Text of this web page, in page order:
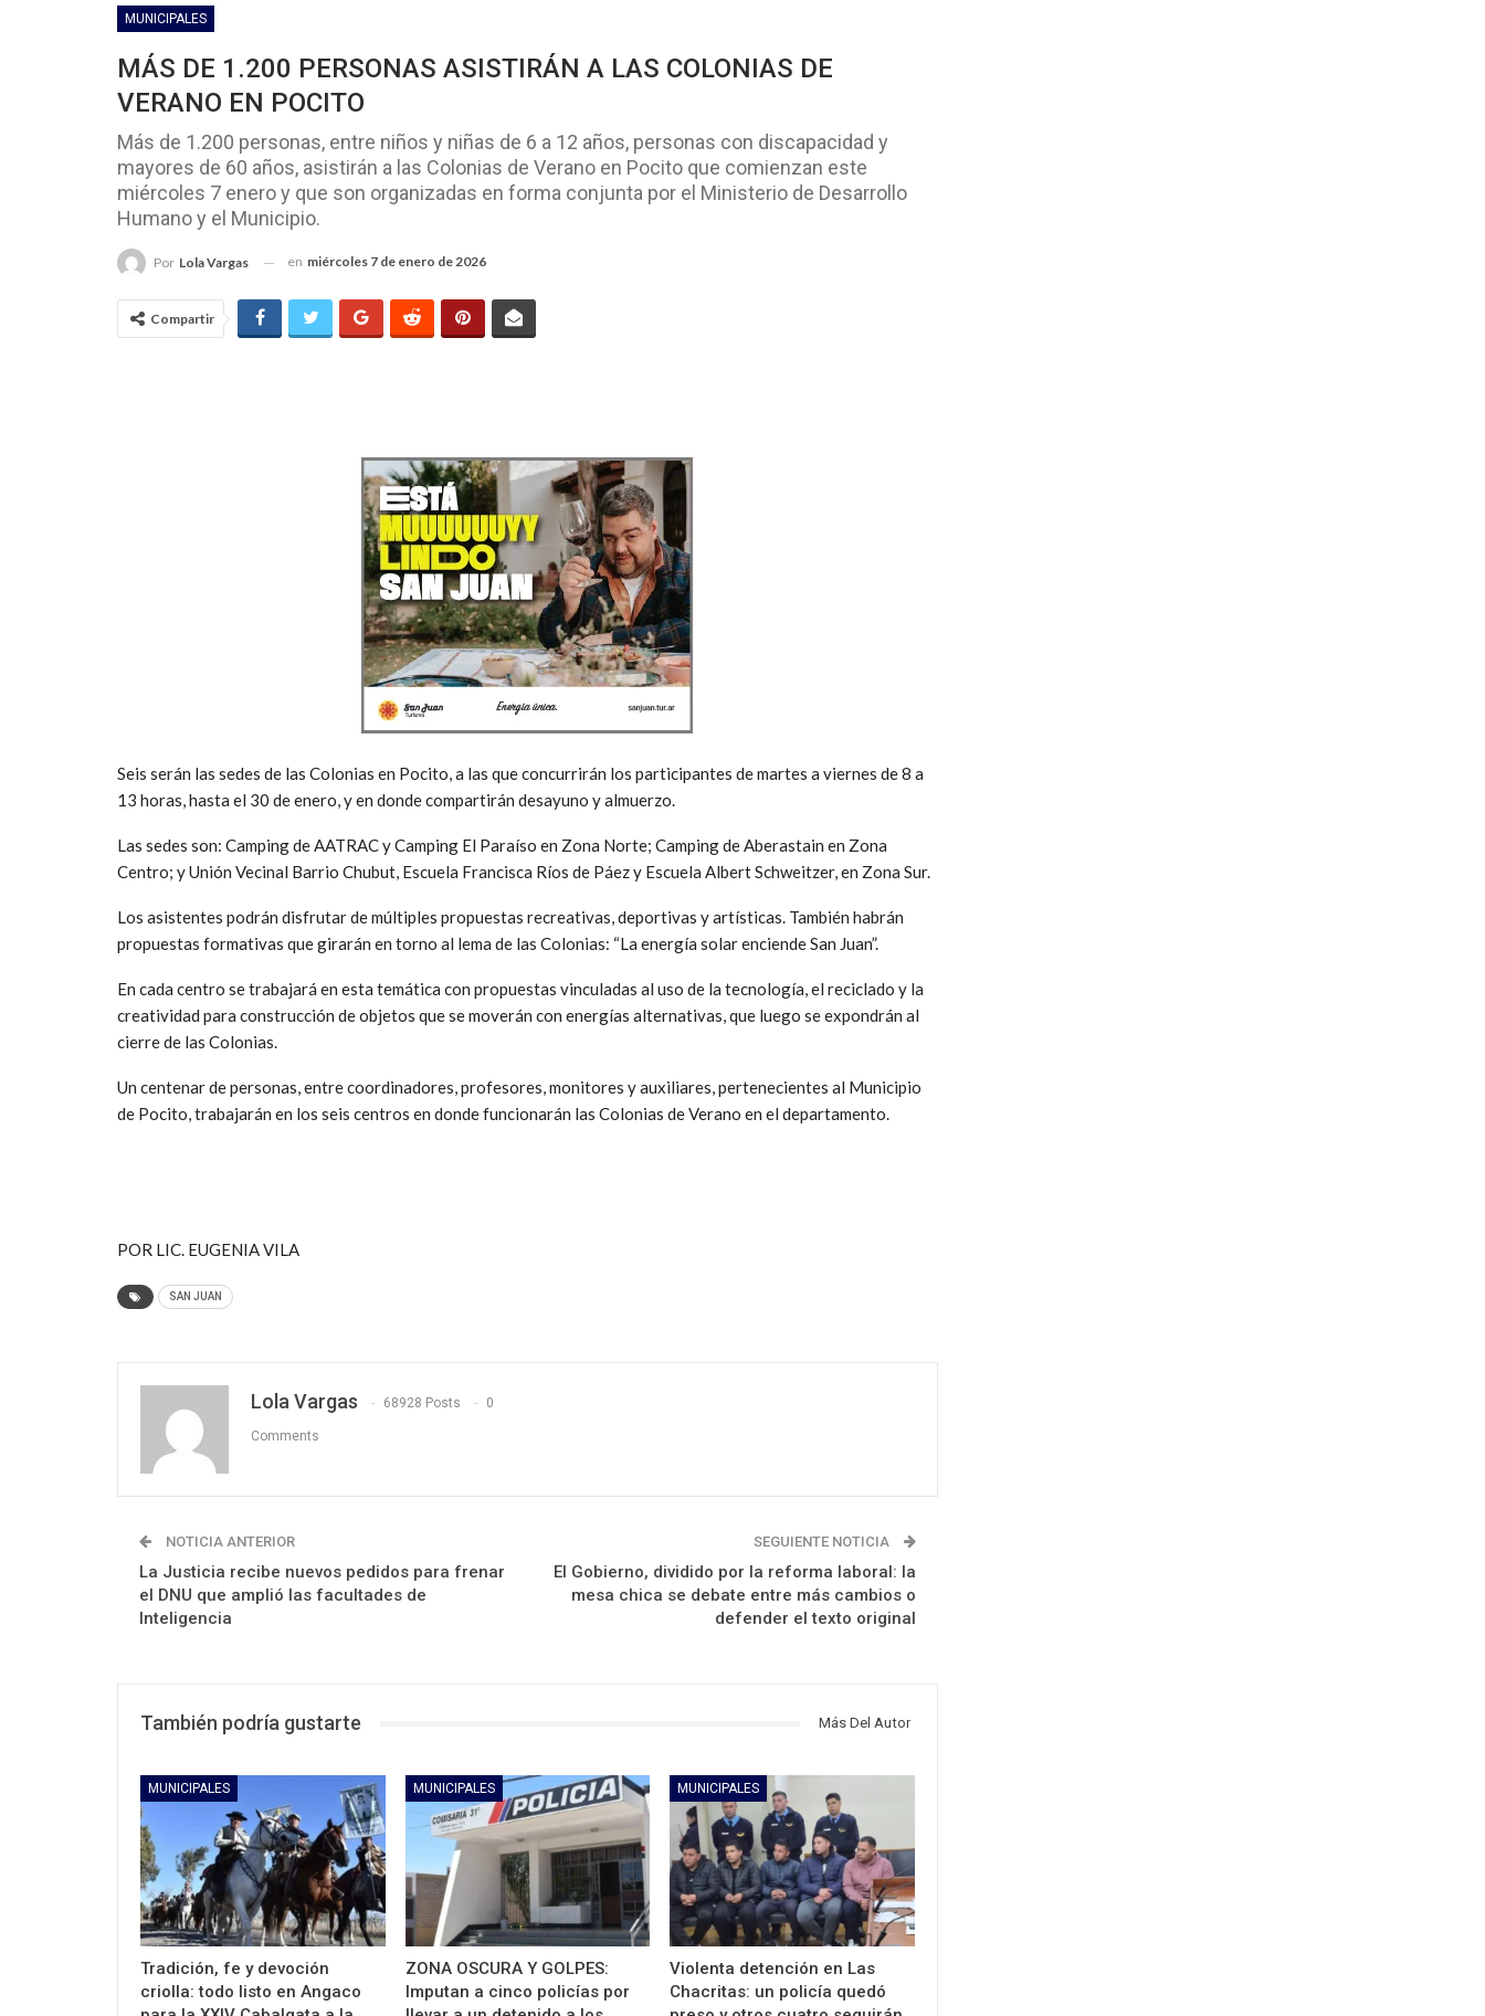
MUNICIPALES
MÁS DE 1.200 PERSONAS ASISTIRÁN A LAS COLONIAS DE
VERANO EN POCITO
Más de 1.200 personas, entre niños y niñas de 6 a 12 años, personas con discapacidad y
mayores de 60 años, asistirán a las Colonias de Verano en Pocito que comienzan este
miércoles 7 enero y que son organizadas en forma conjunta por el Ministerio de Desarrollo
Humano y el Municipio.
Por Lola Vargas en miércoles 7 de enero de 2026
Compartir
Seis serán las sedes de las Colonias en Pocito, a las que concurrirán los participantes de martes a viernes de 8 a
13 horas, hasta el 30 de enero, y en donde compartirán desayuno y almuerzo.
Las sedes son: Camping de AATRAC y Camping El Paraíso en Zona Norte; Camping de Aberastain en Zona
Centro; y Unión Vecinal Barrio Chubut, Escuela Francisca Ríos de Páez y Escuela Albert Schweitzer, en Zona Sur.
Los asistentes podrán disfrutar de múltiples propuestas recreativas, deportivas y artísticas. También habrán
propuestas formativas que girarán en torno al lema de las Colonias: “La energía solar enciende San Juan”.
En cada centro se trabajará en esta temática con propuestas vinculadas al uso de la tecnología, el reciclado y la
creatividad para construcción de objetos que se moverán con energías alternativas, que luego se expondrán al
cierre de las Colonias.
Un centenar de personas, entre coordinadores, profesores, monitores y auxiliares, pertenecientes al Municipio
de Pocito, trabajarán en los seis centros en donde funcionarán las Colonias de Verano en el departamento.
POR LIC. EUGENIA VILA
SAN JUAN
Lola Vargas 68928 Posts 0
Comments
NOTICIA ANTERIOR
La Justicia recibe nuevos pedidos para frenar
el DNU que amplió las facultades de
Inteligencia
SEGUIENTE NOTICIA
El Gobierno, dividido por la reforma laboral: la
mesa chica se debate entre más cambios o
defender el texto original
También podría gustarte Más Del Autor
MUNICIPALES
Tradición, fe y devoción
criolla: todo listo en Angaco
MUNICIPALES
ZONA OSCURA Y GOLPES:
Imputan a cinco policías por
MUNICIPALES
Violenta detención en Las
Chacritas: un policía quedó